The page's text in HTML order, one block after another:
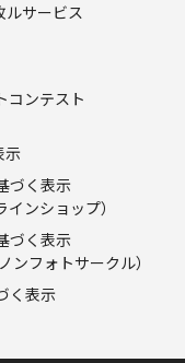
ルサービス
コンテスト
示
づく表示
インショップ）
づく表示
ンフォトサークル）
く表示